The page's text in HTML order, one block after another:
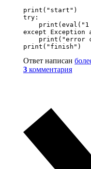
print("start")
try:
print(eval("1
except Exception
print("error
print("finish")
Ответ написан
3 комментария